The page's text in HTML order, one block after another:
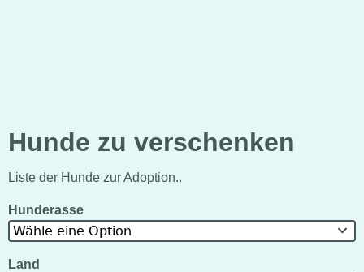
Hunde zu verschenken
Liste der Hunde zur Adoption..
Hunderasse
Wähle eine Option
Land